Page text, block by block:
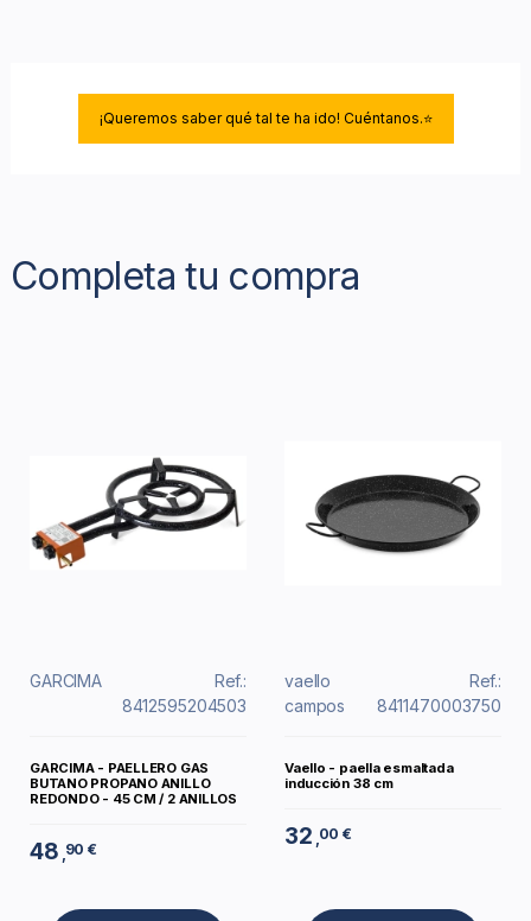
¡Queremos saber qué tal te ha ido! Cuéntanos.⭐
Completa tu compra
GARCIMA
Ref.:
8412595204503
GARCIMA - PAELLERO GAS
BUTANO PROPANO ANILLO
REDONDO - 45 CM / 2 ANILLOS
48 ,90 €
vaello
campos
Ref.:
8411470003750
Vaello - paella esmaltada
inducción 38 cm
32 ,00 €